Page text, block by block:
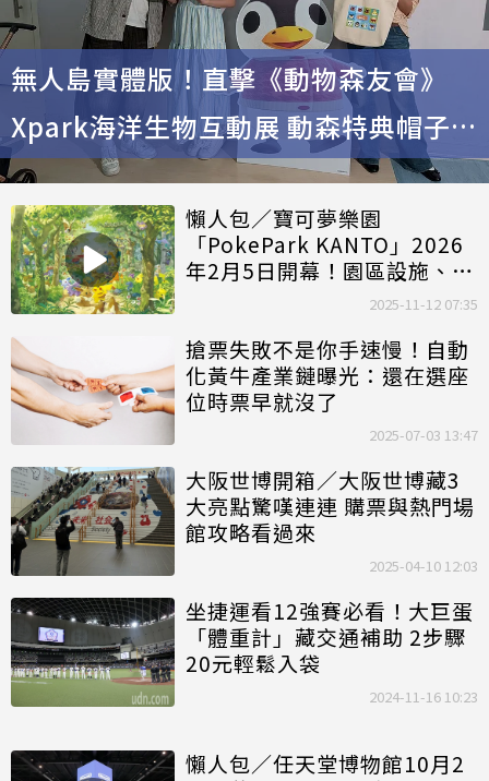
無人島實體版！直擊《動物森友會》
Xpark海洋生物互動展 動森特典帽子超
可愛
懶人包／寶可夢樂園
「PokePark KANTO」2026
年2月5日開幕！園區設施、限
資訊一次看
2025-11-12 07:35
搶票失敗不是你手速慢！自動
化黃牛產業鏈曝光：還在選座
位時票早就沒了
2025-07-03 13:47
大阪世博開箱／大阪世博藏3
大亮點驚嘆連連 購票與熱門場
館攻略看過來
2025-04-10 12:03
坐捷運看12強賽必看！大巨蛋
「體重計」藏交通補助 2步驟
20元輕鬆入袋
2024-11-16 10:23
懶人包／任天堂博物館10月2